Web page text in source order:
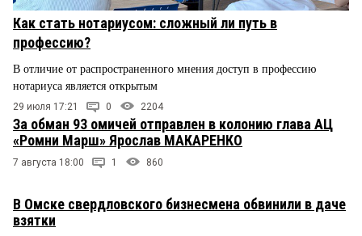
Как стать нотариусом: сложный ли путь в
профессию?
В отличие от распространенного мнения доступ в профессию
нотариуса является открытым
29 июля 17:21 0 2204
За обман 93 омичей отправлен в колонию глава АЦ
«Ромни Марш» Ярослав МАКАРЕНКО
7 августа 18:00 1 860
В Омске свердловского бизнесмена обвинили в даче
взятки